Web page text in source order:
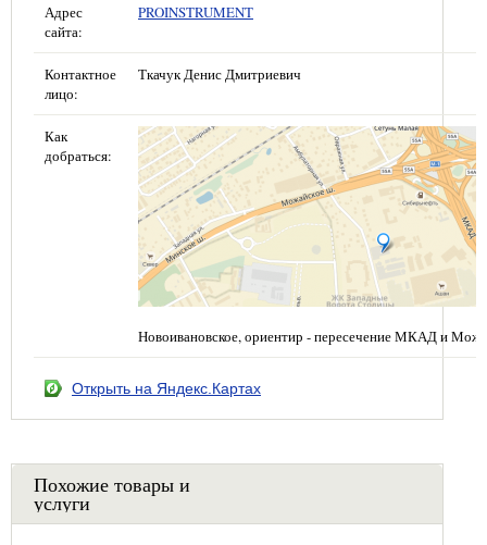
Адрес
сайта:
PROINSTRUMENT
Контактное
лицо:
Ткачук Денис Дмитриевич
Как
добраться:
Новоивановское, ориентир - пересечение МКАД и
Открыть на Яндекс.Картах
Похожие товары и
услуги